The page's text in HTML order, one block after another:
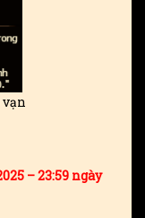
vạn
– 23:59 ngày